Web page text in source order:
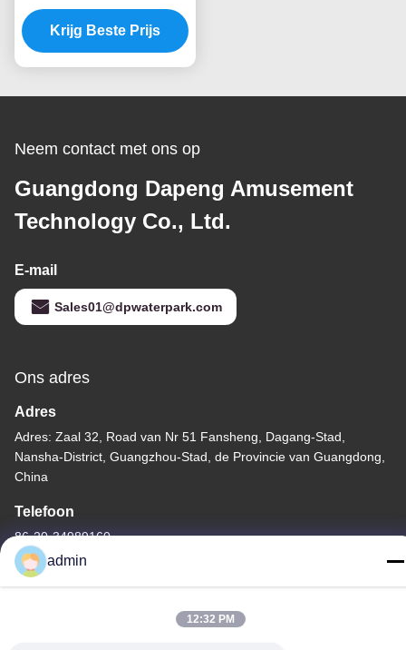
Hoogteplons Kleine van
de de
Glasvezelpaddestoel
Kinderen
Krijg Beste Prijs
Neem contact met ons op
Guangdong Dapeng Amusement
Technology Co., Ltd.
E-mail
Sales01@dpwaterpark.com
Ons adres
Adres
Adres: Zaal 32, Road van Nr 51 Fansheng, Dagang-Stad,
Nansha-District, Guangzhou-Stad, de Provincie van Guangdong,
China
Telefoon
86-20-34989160
admin
12:32 PM